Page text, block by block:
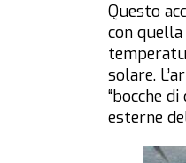
Questo
con
solare.
“bocche
esterne